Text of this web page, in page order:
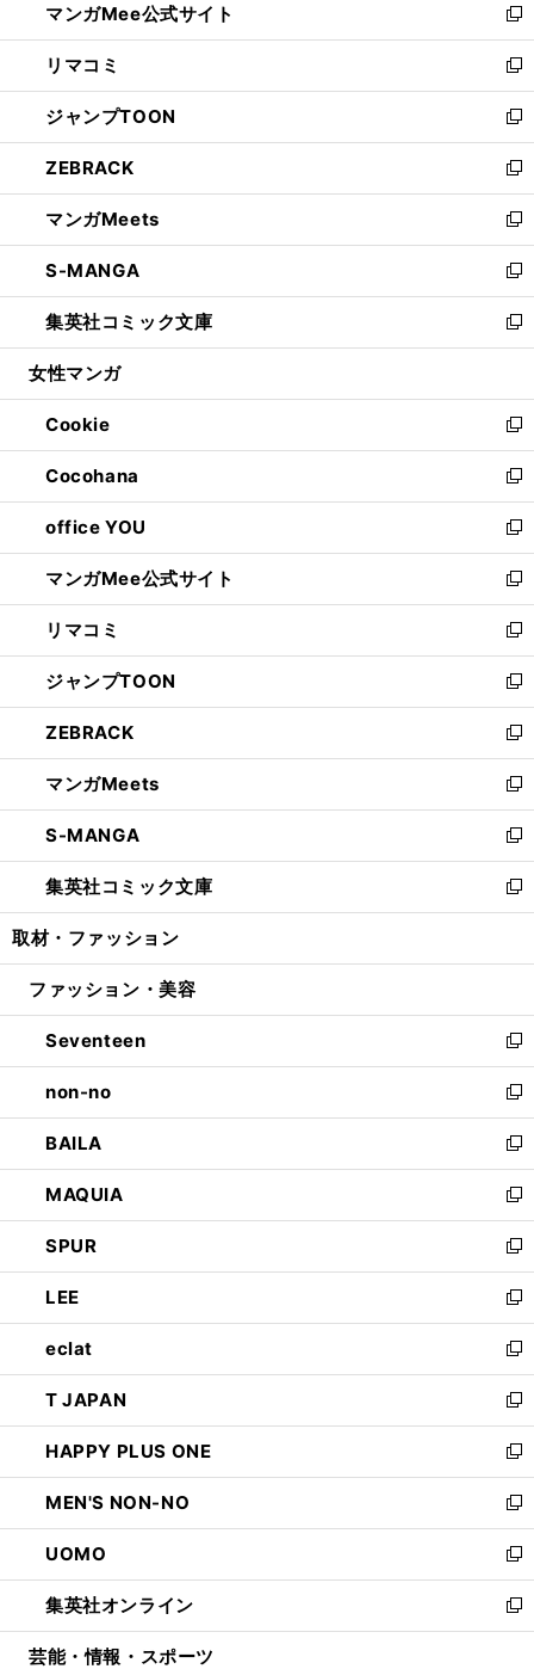
く
ド
ウ
で
開
く
ィ
ン
ド
ウ
で
開
く
い
ウ
ィ
ン
ド
ウ
で
開
く
マンガMee公式サイト
新
し
い
ウ
ィ
ン
ド
ウ
で
開
く
リマコミ
新
し
い
ウ
ィ
ン
ド
ウ
で
開
く
ジャンプTOON
新
し
い
ウ
ィ
ン
ド
ウ
で
開
ZEBRACK
新
し
い
ウ
ィ
ン
ド
ウ
開
く
マンガMeets
新
し
い
ウ
ィ
ン
ウ
で
開
く
S-MANGA
新
し
い
ウ
ン
ド
ウ
で
開
く
集英社コミック文庫
新
し
ウ
ィ
ン
ド
ウ
で
開
く
女性マンガ
Cookie
新
し
い
ウ
ィ
ン
ド
ウ
で
開
く
Cocohana
新
し
い
ウ
ィ
ン
ド
ウ
で
開
く
office YOU
新
し
い
ウ
ィ
ン
ド
ウ
で
開
く
マンガMee公式サイト
新
し
い
ウ
ィ
ン
ド
ウ
で
開
く
リマコミ
新
し
い
ウ
ィ
ン
ド
ウ
で
開
く
ジャンプTOON
新
し
い
ウ
ィ
ン
ド
ウ
で
開
ZEBRACK
新
し
い
ウ
ィ
ン
ド
ウ
開
マンガMeets
新
し
い
ウ
ィ
ン
ウ
開
く
S-MANGA
新
し
い
ウ
ン
ウ
で
開
く
集英社コミック文庫
新
し
ウ
ン
ド
ウ
で
開
く
取材・ファッション
ファッション・美容
Seventeen
新
し
い
ウ
ィ
ン
ド
ウ
で
開
く
non-no
新
し
い
ウ
ィ
ン
ド
ウ
で
開
く
BAILA
新
し
い
ウ
ィ
ン
ド
ウ
で
開
く
MAQUIA
新
し
い
ウ
ィ
ン
ド
ウ
で
開
く
SPUR
新
し
い
ウ
ィ
ン
ド
ウ
で
開
く
LEE
新
し
い
ウ
ィ
ン
ド
ウ
で
開
く
eclat
新
し
い
ウ
ィ
ン
ド
ウ
で
開
く
T JAPAN
新
し
い
ウ
ィ
ン
ド
ウ
で
開
HAPPY PLUS ONE
新
し
い
ウ
ィ
ン
ド
ウ
MEN'S NON-NO
新
し
い
ウ
ィ
ン
UOMO
新
し
い
ウ
集英社オンライン
新
し
芸能・情報・スポーツ